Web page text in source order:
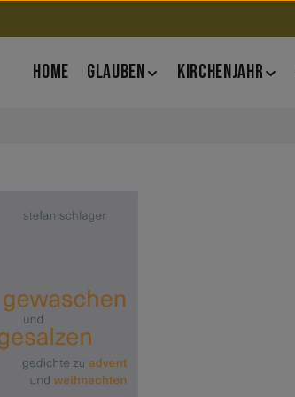
HOME GLAUBEN KIRCHENJAHR